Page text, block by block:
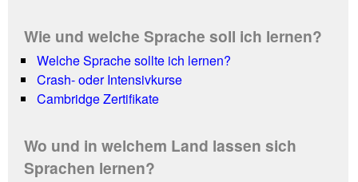
Wie und welche Sprache soll ich lernen?
Welche Sprache sollte ich lernen?
Crash- oder Intensivkurse
Cambridge Zertifikate
Wo und in welchem Land lassen sich
Sprachen lernen?